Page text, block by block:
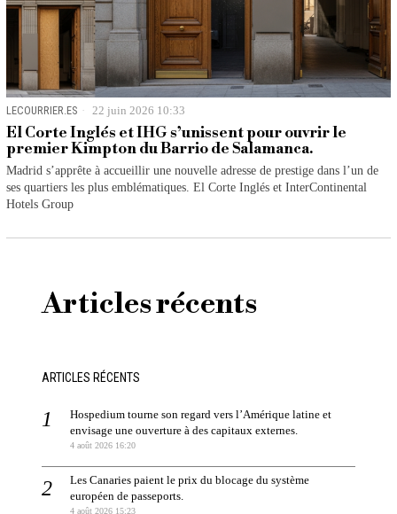
LECOURRIER.ES 22 juin 2026 10:33
El Corte Inglés et IHG s’unissent pour ouvrir le
premier Kimpton du Barrio de Salamanca.
Madrid s’apprête à accueillir une nouvelle adresse de prestige dans l’un de
ses quartiers les plus emblématiques. El Corte Inglés et InterContinental
Hotels Group
Articles récents
ARTICLES RÉCENTS
Hospedium tourne son regard vers l’Amérique latine et
envisage une ouverture à des capitaux externes.
4 août 2026 16:20
Les Canaries paient le prix du blocage du système
européen de passeports.
4 août 2026 15:23